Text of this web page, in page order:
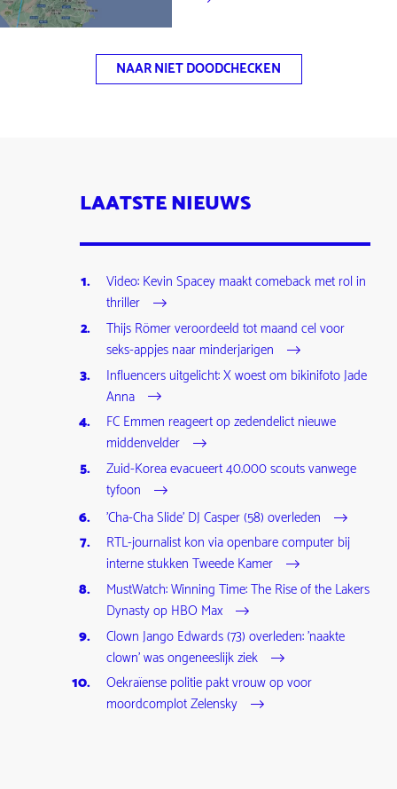
NAAR NIET DOODCHECKEN
LAATSTE NIEUWS
Video: Kevin Spacey maakt comeback met rol in
thriller
Thijs Römer veroordeeld tot maand cel voor
seks-appjes naar minderjarigen
Influencers uitgelicht: X woest om bikinifoto Jade
Anna
FC Emmen reageert op zedendelict nieuwe
middenvelder
Zuid-Korea evacueert 40.000 scouts vanwege
tyfoon
'Cha-Cha Slide' DJ Casper (58) overleden
RTL-journalist kon via openbare computer bij
interne stukken Tweede Kamer
MustWatch: Winning Time: The Rise of the Lakers
Dynasty op HBO Max
Clown Jango Edwards (73) overleden: 'naakte
clown' was ongeneeslijk ziek
Oekraïense politie pakt vrouw op voor
moordcomplot Zelensky